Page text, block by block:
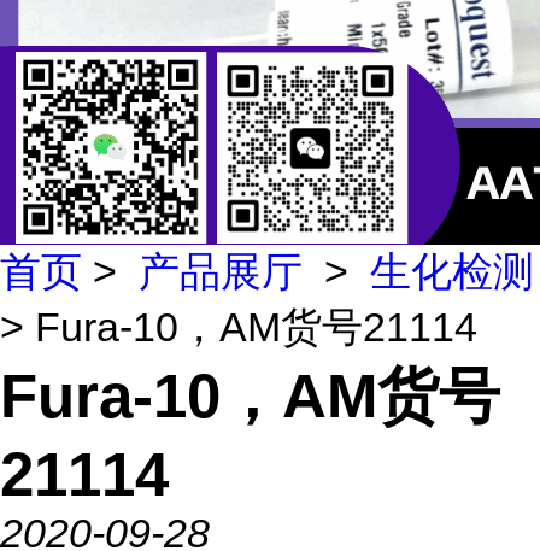
首页 > 产品展厅 > 生化检测
> Fura-10，AM货号21114
Fura-10，AM货号
21114
2020-09-28